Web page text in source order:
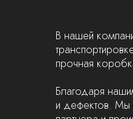
В нашей
прочная
Благодаря
и дефектов. Мы